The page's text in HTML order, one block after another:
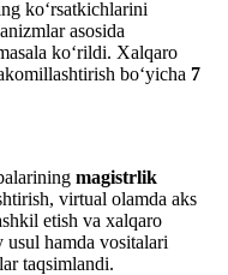
ko‘rsatkichlarini
asosida
ko‘rildi. Xalqaro
bo‘yicha 7
magistrlik
virtual olamda aks
etish va xalqaro
usul hamda vositalari
taqsimlandi.